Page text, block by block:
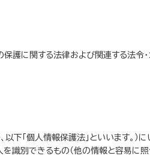
護に関する法律および関連する法令
下「個人情報保護法」といいます。
識別できるもの（他の情報と容易に